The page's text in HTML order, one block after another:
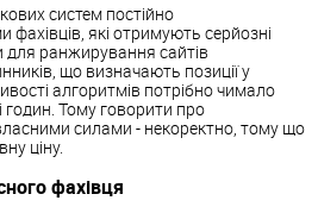
систем постійно
які отримують серйозні
для ранжирування сайтів
що визначають позиції у
алгоритмів потрібно чимало
годин. Тому говорити про
силами - некоректно, тому що
ціну.
фахівця